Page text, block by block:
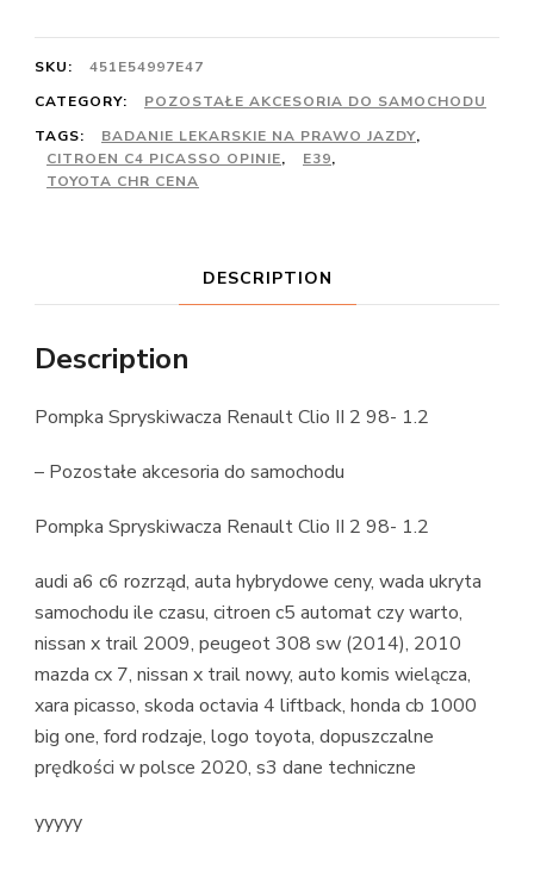
SKU:
451E54997E47
CATEGORY:
POZOSTAŁE AKCESORIA DO SAMOCHODU
TAGS:
BADANIE LEKARSKIE NA PRAWO JAZDY,
CITROEN C4 PICASSO OPINIE, E39,
TOYOTA CHR CENA
DESCRIPTION
Description
Pompka Spryskiwacza Renault Clio II 2 98- 1.2
– Pozostałe akcesoria do samochodu
Pompka Spryskiwacza Renault Clio II 2 98- 1.2
audi a6 c6 rozrząd, auta hybrydowe ceny, wada ukryta
samochodu ile czasu, citroen c5 automat czy warto,
nissan x trail 2009, peugeot 308 sw (2014), 2010
mazda cx 7, nissan x trail nowy, auto komis wielącza,
xara picasso, skoda octavia 4 liftback, honda cb 1000
big one, ford rodzaje, logo toyota, dopuszczalne
prędkości w polsce 2020, s3 dane techniczne
yyyyy